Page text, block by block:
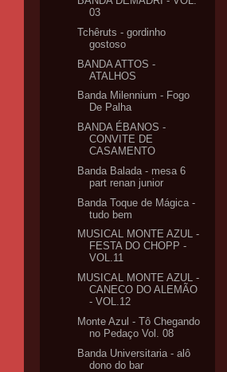
03
Tchêruts - gordinho
gostoso
BANDA ATTOS -
ATALHOS
Banda Milennium - Fogo
De Palha
BANDA ÉBANOS -
CONVITE DE
CASAMENTO
Banda Balada - mesa 6
part renan junior
Banda Toque de Mágica -
tudo bem
MUSICAL MONTE AZUL -
FESTA DO CHOPP -
VOL.11
MUSICAL MONTE AZUL -
CANECO DO ALEMÃO
- VOL.12
Monte Azul - Tô Chegando
no Pedaço Vol. 08
Banda Universitaria - alô
dono do bar